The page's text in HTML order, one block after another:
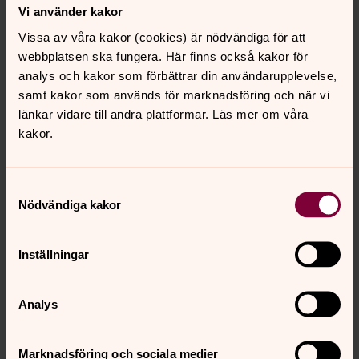
Vi använder kakor
Vissa av våra kakor (cookies) är nödvändiga för att
webbplatsen ska fungera. Här finns också kakor för
analys och kakor som förbättrar din användarupplevelse,
samt kakor som används för marknadsföring och när vi
länkar vidare till andra plattformar. Läs mer om våra
kakor.
Nödvändiga kakor
Inställningar
Analys
Marknadsföring och sociala medier